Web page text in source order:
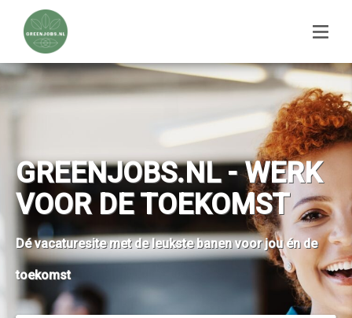
GREENJOBS.NL - WERK
VOOR DE TOEKOMST
Dé vacaturesite met de leukste banen voor jou én de
toekomst